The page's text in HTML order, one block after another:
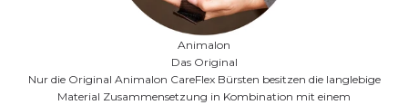
Animalon
Das Original
Nur die Original Animalon CareFlex Bürsten besitzen die langlebige
Material Zusammensetzung in Kombination mit einem